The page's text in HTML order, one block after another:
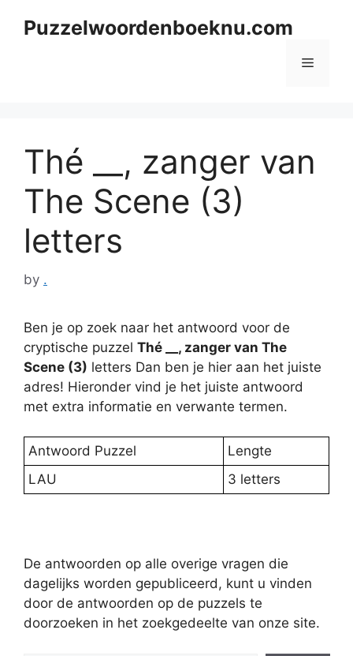
Puzzelwoordenboeknu.com
Menu
Thé __, zanger van
The Scene (3)
letters
by .
Ben je op zoek naar het antwoord voor de
cryptische puzzel Thé __, zanger van The
Scene (3) letters Dan ben je hier aan het juiste
adres! Hieronder vind je het juiste antwoord
met extra informatie en verwante termen.
Antwoord Puzzel
Lengte
LAU
3 letters
De antwoorden op alle overige vragen die
dagelijks worden gepubliceerd, kunt u vinden
door de antwoorden op de puzzels te
doorzoeken in het zoekgedeelte van onze site.